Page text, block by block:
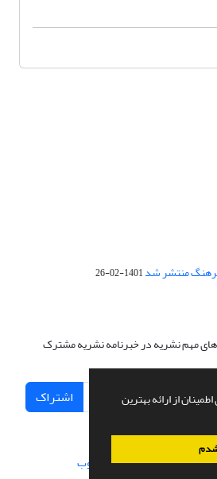
از ارائه بهترین
1401-02-26
های مهم نشریه در خبرنامه نشریه مشترک
اشتراک
طراحی و پیاده سازی از سیناوب